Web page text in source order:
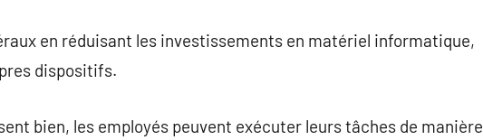
en réduisant les investissements en matériel informatique,
dispositifs.
bien, les employés peuvent exécuter leurs tâches de manière